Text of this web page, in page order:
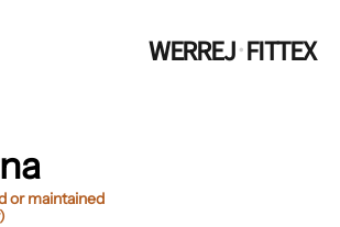
WERREJ·FITTEX
or maintained